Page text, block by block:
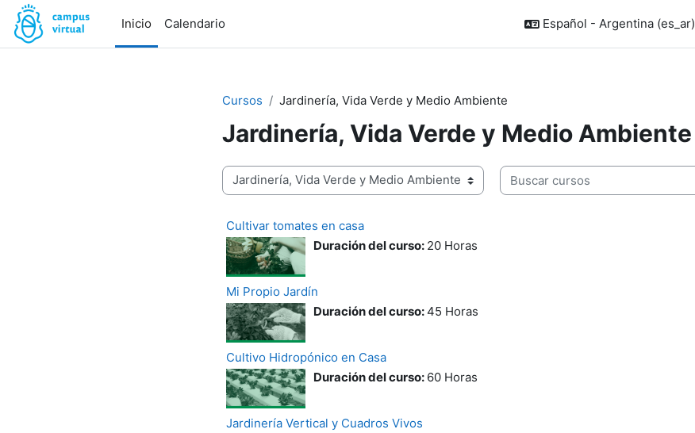
Salta al contenido principal
Inicio
Calendario Español - Argentina ‎(es_ar)‎
Cursos
Jardinería, Vida Verde y Medio Ambiente
Jardinería, Vida Verde y Medio Ambiente
Categorías del curso
Buscar cursos
Cultivar tomates en casa
Duración del curso: 20 Horas
Mi Propio Jardín
Duración del curso:45 Horas
Cultivo Hidropónico en Casa
Duración del curso: 60 Horas
Jardinería Vertical y Cuadros Vivos